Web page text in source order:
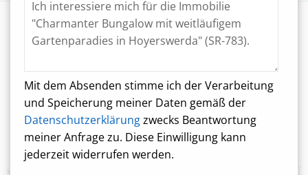
Mit dem Absenden stimme ich der Verarbeitung
und Speicherung meiner Daten gemäß der
Datenschutzerklärungzwecks Beantwortung
meiner Anfrage zu. Diese Einwilligung kann
jederzeit widerrufen werden.